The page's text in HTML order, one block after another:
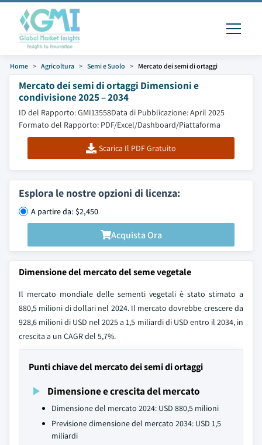
Home Agricoltura Semi e Suolo Mercato dei semi di ortaggi
Mercato dei semi di ortaggi Dimensioni e
condivisione 2025 – 2034
ID del Rapporto: GMI13558Data di Pubblicazione: April 2025
Formato del Rapporto: PDF/Excel/Dashboard/Piattaforma
Scarica Il PDF Gratuito
Esplora le nostre opzioni di licenza:
A partire da: $2,450
Acquista Ora
Dimensione del mercato del seme vegetale
Il mercato mondiale delle sementi vegetali è stato stimato a
880,5 milioni di dollari nel 2024. Il mercato dovrebbe crescere da
928,6 milioni di USD nel 2025 a 1,5 miliardi di USD entro il 2034, in
crescita a un CAGR del 5,7%.
Punti chiave del mercato dei semi di ortaggi
Dimensione e crescita del mercato
Dimensione del mercato 2024: USD 880,5 milioni
Previsione dimensione del mercato 2034: USD 1,5
miliardi